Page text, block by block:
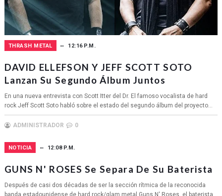
THRASH METAL 12:16 P.M.
DAVID ELLEFSON Y JEFF SCOTT SOTO
Lanzan Su Segundo Álbum Juntos
En una nueva entrevista con Scott Itter del Dr. El famoso vocalista de hard
rock Jeff Scott Soto habló sobre el estado del segundo álbum del proyecto...
ADMINISTRADOR 0
NOTICIA 12:08 P.M.
GUNS N' ROSES Se Separa De Su Baterista
Después de casi dos décadas de ser la sección rítmica de la reconocida